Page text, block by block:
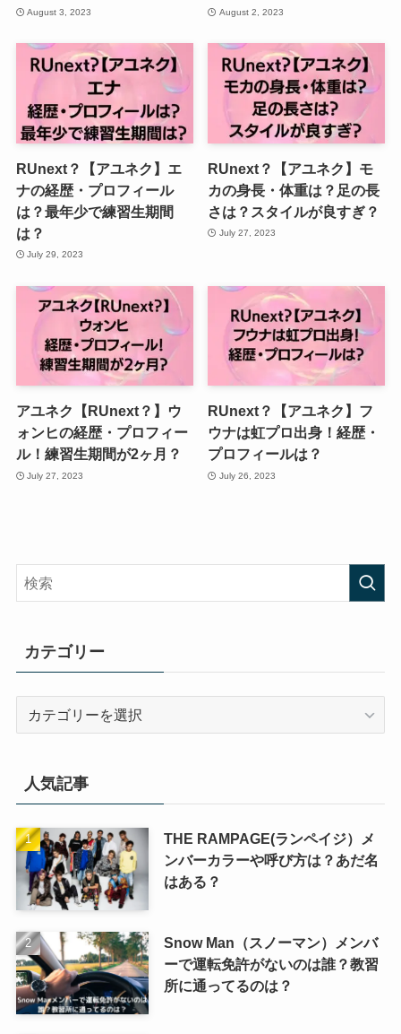
August 3, 2023 August 2, 2023
RUnext？【アユネク】エ
ナの経歴・プロフィール
は？最年少で練習生期間
は？
July 29, 2023
RUnext？【アユネク】モ
カの身長・体重は？足の長
さは？スタイルが良すぎ？
July 27, 2023
アユネク【RUnext？】ウ
ォンヒの経歴・プロフィー
ル！練習生期間が2ヶ月？
July 27, 2023
RUnext？【アユネク】フ
ウナは虹プロ出身！経歴・
プロフィールは？
July 26, 2023
カテゴリー
ー
人気記事
THE RAMPAGE(ランペイジ）メ
ンバーカラーや呼び方は？あだ名
はある？
Snow Man（スノーマン）メンバ
ーで運転免許がないのは誰？教習
所に通ってるのは？